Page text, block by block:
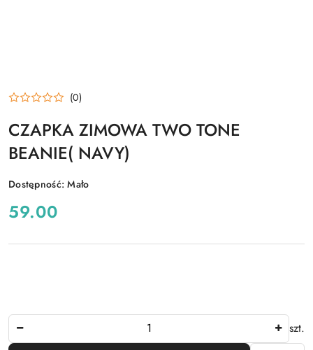
(0)
CZAPKA ZIMOWA TWO TONE
BEANIE( NAVY)
Dostępność:Mało
cena:
59.00
szt.